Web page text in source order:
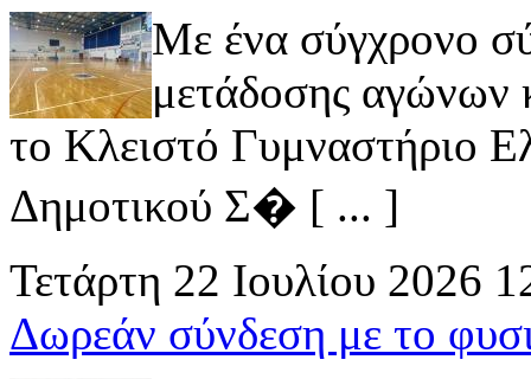
Με ένα σύγχρονο
μετάδοσης αγώνων
το Κλειστό Γυμναστήριο
Δημοτικού Σ� [ ... ]
Τετάρτη 22 Ιουλίου 2026
Δωρεάν σύνδεση με το